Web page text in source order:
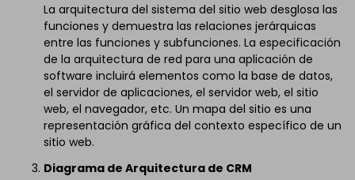
La arquitectura del sistema del sitio web desglosa las
funciones y demuestra las relaciones jerárquicas
entre las funciones y subfunciones. La especificación
de la arquitectura de red para una aplicación de
software incluirá elementos como la base de datos,
el servidor de aplicaciones, el servidor web, el sitio
web, el navegador, etc. Un mapa del sitio es una
representación gráfica del contexto específico de un
sitio web.
Diagrama de Arquitectura de CRM